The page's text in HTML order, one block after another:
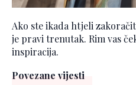
Ako ste ikada htjeli
je pravi trenutak. Rim vas
inspiracija.
Povezane vijesti